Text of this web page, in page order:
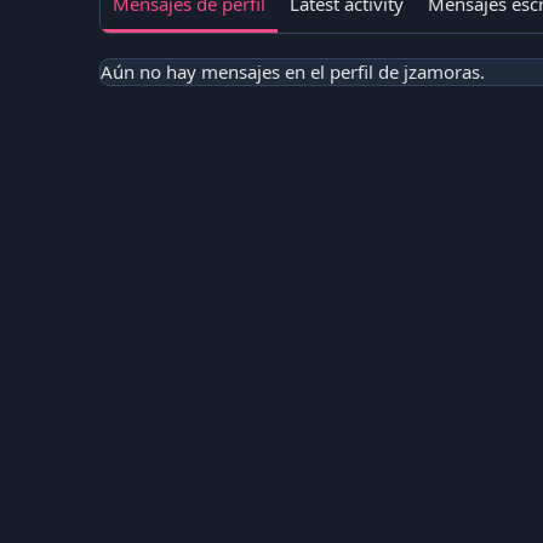
Aún no hay mensajes en el perfil de jzamoras.